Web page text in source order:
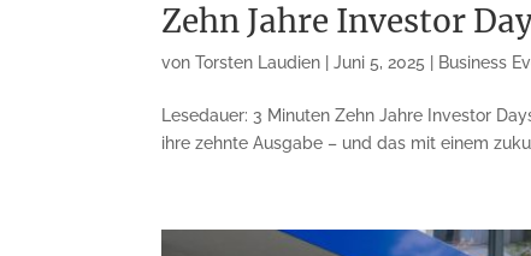
Zehn Jahre Investor
vonTorsten Laudien |Juni 5, 2025 Business
Lesedauer: 3 Minuten Zehn Jahre Investor
ihre zehnte Ausgabe – und das mit einem